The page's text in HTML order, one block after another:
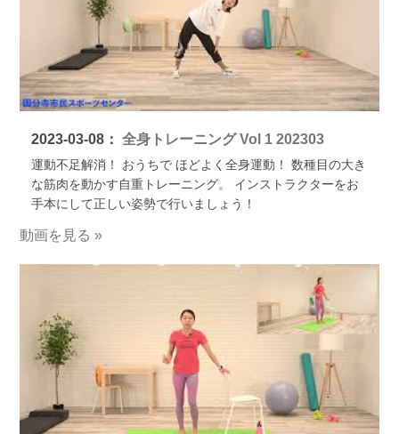
2023-03-08： 全身トレーニング Vol 1 202303
運動不足解消！ おうちで ほどよく全身運動！ 数種目の大き
な筋肉を動かす自重トレーニング。 インストラクターをお
手本にして正しい姿勢で行いましょう！
動画を見る »